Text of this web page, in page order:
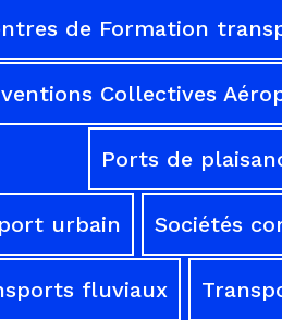
de Formation
Collectives
Ports de
urbain Sociétés
fluviaux